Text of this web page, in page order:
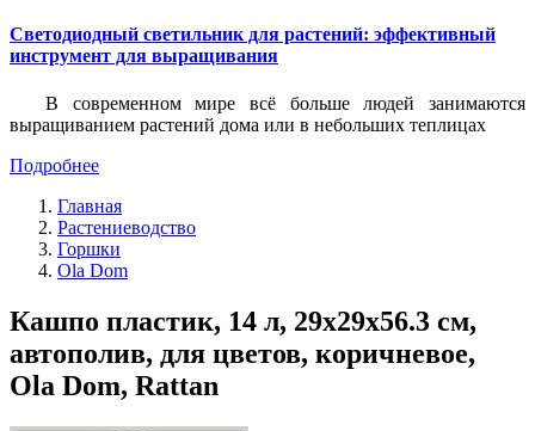
Светодиодный светильник для растений: эффективный
инструмент для выращивания
В современном мире всё больше людей занимаются
выращиванием растений дома или в небольших теплицах
Подробнее
Главная
Растениеводство
Горшки
Ola Dom
Кашпо пластик, 14 л, 29х29х56.3 см,
автополив, для цветов, коричневое,
Ola Dom, Rattan